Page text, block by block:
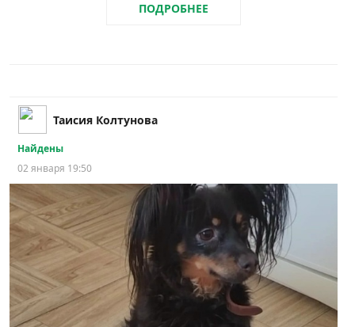
ПОДРОБНЕЕ
Таисия Колтунова
Найдены
02 января 19:50